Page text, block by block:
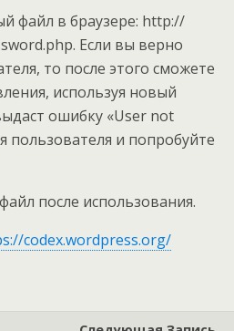
файл в браузере: http://
Если вы верно
то после этого сможете
используя новый
ошибку «User not
пользователя и попробуйте
после использования.
codex.wordpress.org/